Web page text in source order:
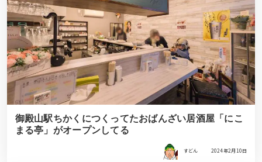
御殿山駅ちかくにつくってたおばんざい居酒屋「にこ
まる亭」がオープンしてる
すどん 2024年2月10日